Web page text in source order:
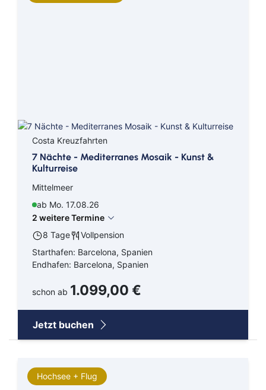
Costa Kreuzfahrten
7 Nächte - Mediterranes Mosaik - Kunst &
Kulturreise
Mittelmeer
ab Mo. 17.08.26
2 weitere Termine
8 Tage
Vollpension
Starthafen: Barcelona, Spanien
Endhafen: Barcelona, Spanien
schon ab 1.099,00 €
Jetzt buchen
Hochsee + Flug